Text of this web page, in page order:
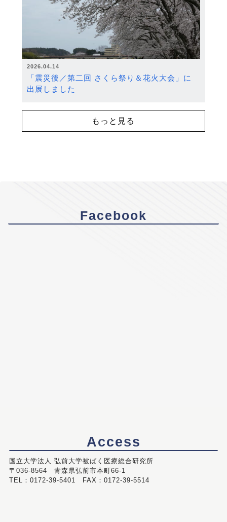
2026.04.14
「震災後／第二回 さくら祭り＆花火大会」に
出展しました
もっと見る
Facebook
Access
国立大学法人 弘前大学被ばく医療総合研究所
〒036-8564 青森県弘前市本町66-1
TEL：0172-39-5401 FAX：0172-39-5514